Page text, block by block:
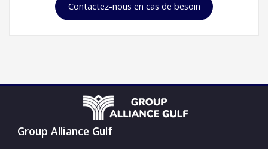
Contactez-nous en cas de besoin
Group Alliance Gulf